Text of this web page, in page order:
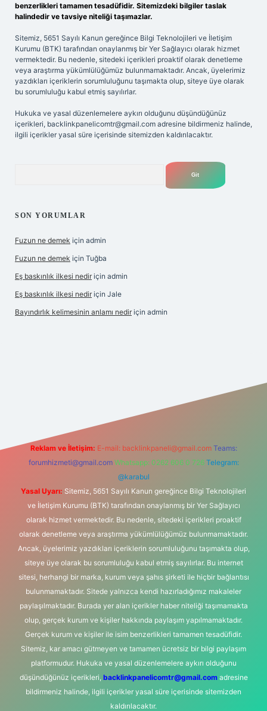
benzerlikleri tamamen tesadüfidir. Sitemizdeki bilgiler taslak
halindedir ve tavsiye niteliği taşımazlar.
Sitemiz, 5651 Sayılı Kanun gereğince Bilgi Teknolojileri ve İletişim
Kurumu (BTK) tarafından onaylanmış bir Yer Sağlayıcı olarak hizmet
vermektedir. Bu nedenle, sitedeki içerikleri proaktif olarak denetleme
veya araştırma yükümlülüğümüz bulunmamaktadır. Ancak, üyelerimiz
yazdıkları içeriklerin sorumluluğunu taşımakta olup, siteye üye olarak
bu sorumluluğu kabul etmiş sayılırlar.
Hukuka ve yasal düzenlemelere aykırı olduğunu düşündüğünüz
içerikleri, backlinkpanelicomtr@gmail.com adresine bildirmeniz halinde,
ilgili içerikler yasal süre içerisinde sitemizden kaldırılacaktır.
SON YORUMLAR
Fuzun ne demek için admin
Fuzun ne demek için Tuğba
Eş baskınlık ilkesi nedir için admin
Eş baskınlık ilkesi nedir için Jale
Bayındırlık kelimesinin anlamı nedir için admin
Reklam ve İletişim: E-mail: backlinkpaneli@gmail.com Teams:
forumhizmeti@gmail.com Whatsapp: 0262 606 0 726 Telegram:
@karabul
Yasal Uyarı: Sitemiz, 5651 Sayılı Kanun gereğince Bilgi Teknolojileri
ve İletişim Kurumu (BTK) tarafından onaylanmış bir Yer Sağlayıcı
olarak hizmet vermektedir. Bu nedenle, sitedeki içerikleri proaktif
olarak denetleme veya araştırma yükümlülüğümüz bulunmamaktadır.
Ancak, üyelerimiz yazdıkları içeriklerin sorumluluğunu taşımakta olup,
siteye üye olarak bu sorumluluğu kabul etmiş sayılırlar. Bu internet
sitesi, herhangi bir marka, kurum veya şahıs şirketi ile hiçbir bağlantısı
bulunmamaktadır. Sitede yalnızca kendi hazırladığımız makaleler
paylaşılmaktadır. Burada yer alan içerikler haber niteliği taşımamakta
olup, gerçek kurum ve kişiler hakkında paylaşım yapılmamaktadır.
Gerçek kurum ve kişiler ile isim benzerlikleri tamamen tesadüfidir.
Sitemiz, kar amacı gütmeyen ve tamamen ücretsiz bir bilgi paylaşım
platformudur. Hukuka ve yasal düzenlemelere aykırı olduğunu
düşündüğünüz içerikleri, backlinkpanelicomtr@gmail.comadresine
bildirmeniz halinde, ilgili içerikler yasal süre içerisinde sitemizden
kaldırılacaktır.